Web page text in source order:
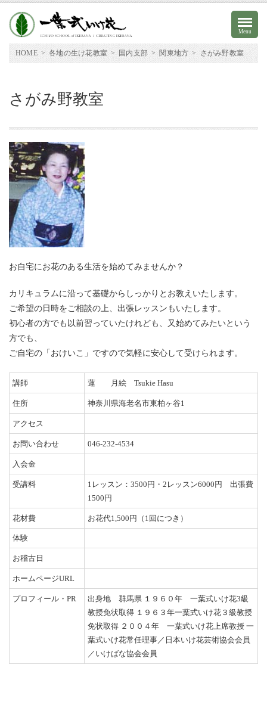
Menu
オンラインストア
本部アクセス
お問い合わせ
English
HOME > 各地の生け花教室 > 国内支部 > 関東地方 > さがみ野教室
さがみ野教室
お自宅にお花のある生活を始めてみませんか？
カリキュラムに沿って基礎からしっかりとお教えいたします。
ご希望の日時をご相談の上、出張レッスンもいたします。
初心者の方でも以前習っていたけれども、又始めてみたいという
方でも、
ご自宅の「おけいこ」ですので気軽に安心して受けられます。
講師 蓮 月絵 Tsukie Hasu
住所 神奈川県海老名市東柏ヶ谷1
アクセス
お問い合わせ 046-232-4534
入会金
受講料
1レッスン：3500円・2レッスン6000円 出張費
1500円
花材費 お花代1,500円（1回につき）
体験
お稽古日
ホームページURL
プロフィール・PR
出身地 群馬県 １９６０年 一葉式いけ花3級
教授免状取得 １９６３年一葉式いけ花３級教授
免状取得 ２００４年 一葉式いけ花上席教授 一
葉式いけ花常任理事／日本いけ花芸術協会会員
／いけばな協会会員